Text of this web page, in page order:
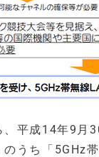
平成14年9
うち「5GHz